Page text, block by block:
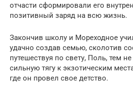
отчасти сформировали его
позитивный заряд на всю жизнь.
Закончив школу и Мореходное
удачно создав семью, сколотив
путешествуя по свету, Поль, тем
сильную тягу к экзотическим
где он провел свое детство.